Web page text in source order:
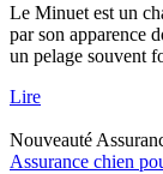
Le Minuet est un
par son apparence
un pelage souvent
Lire
Nouveauté
Assurance chien